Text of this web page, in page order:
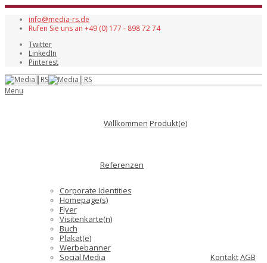
info@media-rs.de
Rufen Sie uns an +49 (0) 177 - 898 72 74
Twitter
LinkedIn
Pinterest
Menu
Willkommen Produkt(e)
Referenzen
Corporate Identities
Homepage(s)
Flyer
Visitenkarte(n)
Buch
Plakat(e)
Werbebanner
Social Media
KontaktAGB